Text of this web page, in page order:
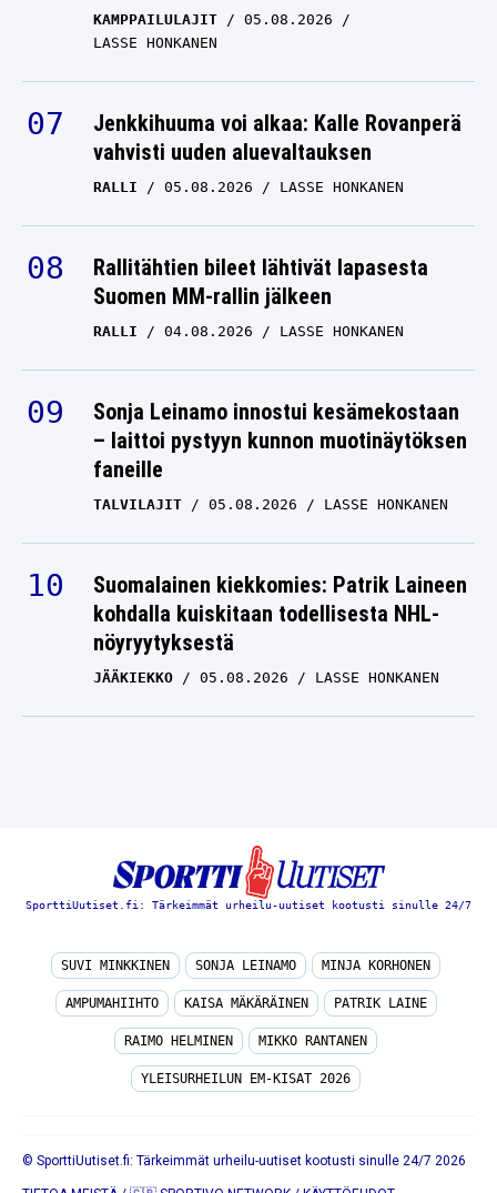
KAMPPAILULAJIT
05.08.2026
LASSE HONKANEN
Jenkkihuuma voi alkaa: Kalle Rovanperä
vahvisti uuden aluevaltauksen
RALLI 05.08.2026 LASSE HONKANEN
Rallitähtien bileet lähtivät lapasesta
Suomen MM-rallin jälkeen
RALLI 04.08.2026 LASSE HONKANEN
Sonja Leinamo innostui kesämekostaan
– laittoi pystyyn kunnon muotinäytöksen
faneille
TALVILAJIT 05.08.2026 LASSE HONKANEN
Suomalainen kiekkomies: Patrik Laineen
kohdalla kuiskitaan todellisesta NHL-
nöyryytyksestä
JÄÄKIEKKO 05.08.2026 LASSE HONKANEN
SporttiUutiset.fi: Tärkeimmät urheilu-uutiset kootusti sinulle 24/7
SUVI MINKKINEN SONJA LEINAMO MINJA KORHONEN
AMPUMAHIIHTO KAISA MÄKÄRÄINEN PATRIK LAINE
RAIMO HELMINEN MIKKO RANTANEN
YLEISURHEILUN EM-KISAT 2026
© SporttiUutiset.fi: Tärkeimmät urheilu-uutiset kootusti sinulle 24/7 2026